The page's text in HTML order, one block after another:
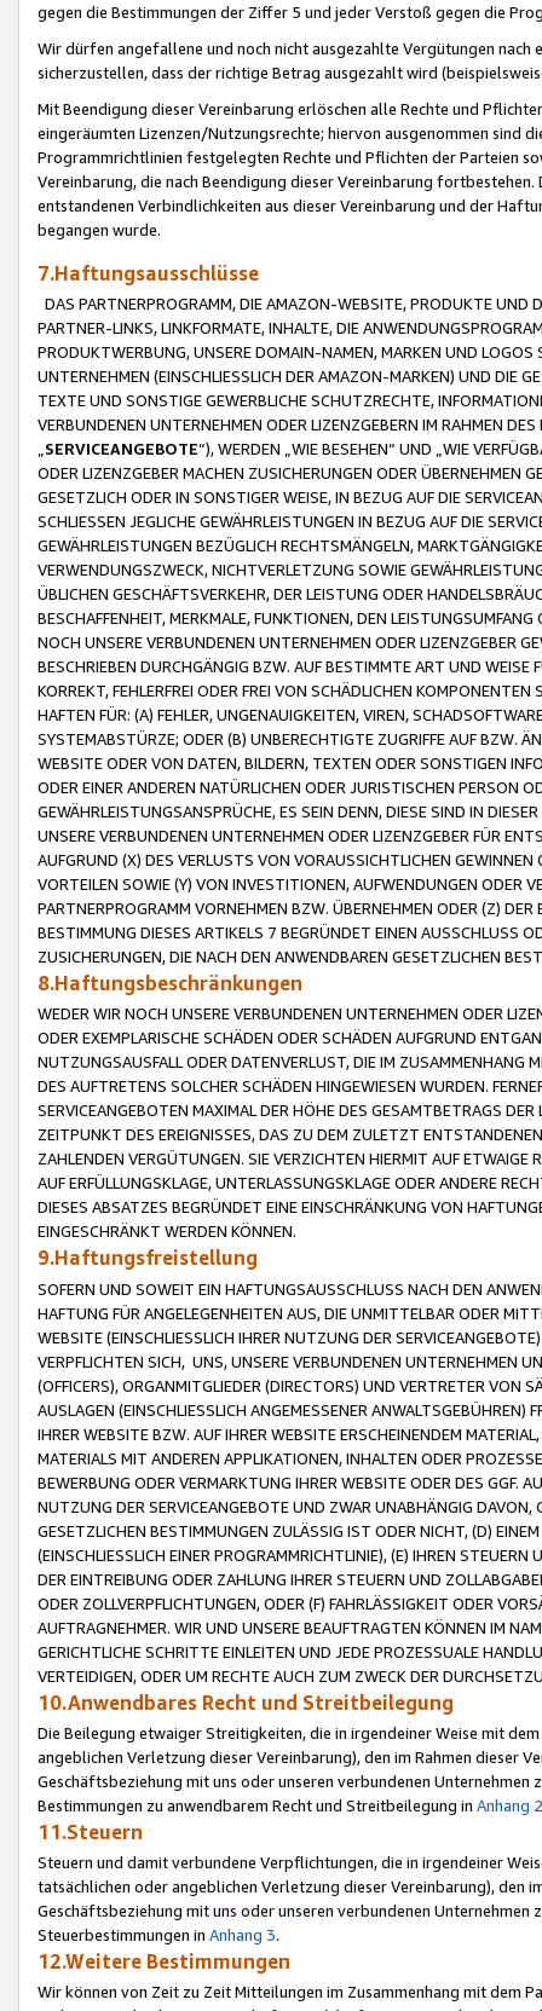
gegen die Bestimmungen der Ziffer 5 und jeder Verstoß gegen die
Wir dürfen angefallene und noch nicht ausgezahlte Vergütungen
sicherzustellen, dass der richtige Betrag ausgezahlt wird
Mit Beendigung dieser Vereinbarung erlöschen alle Rechte und
eingeräumten Lizenzen/Nutzungsrechte; hiervon ausgenommen sind
Programmrichtlinien festgelegten Rechte und Pflichten der Parteien
Vereinbarung, die nach Beendigung dieser Vereinbarung
entstandenen Verbindlichkeiten aus dieser Vereinbarung und der
begangen wurde.
7.Haftungsausschlüsse
DAS PARTNERPROGRAMM, DIE AMAZON-WEBSITE, PRODUKTE UND
PARTNER-LINKS, LINKFORMATE, INHALTE, DIE
PRODUKTWERBUNG, UNSERE DOMAIN-NAMEN, MARKEN UND
UNTERNEHMEN (EINSCHLIESSLICH DER AMAZON-MARKEN) UND DIE
TEXTE UND SONSTIGE GEWERBLICHE SCHUTZRECHTE,
VERBUNDENEN UNTERNEHMEN ODER LIZENZGEBERN IM RAHMEN
SERVICEANGEBOTE“), WERDEN „WIE BESEHEN“ UND „WIE
ODER LIZENZGEBER MACHEN ZUSICHERUNGEN ODER ÜBERNEHMEN
GESETZLICH ODER IN SONSTIGER WEISE, IN BEZUG AUF DIE
SCHLIESSEN JEGLICHE GEWÄHRLEISTUNGEN IN BEZUG AUF DIE
GEWÄHRLEISTUNGEN BEZÜGLICH RECHTSMÄNGELN,
VERWENDUNGSZWECK, NICHTVERLETZUNG SOWIE
ÜBLICHEN GESCHÄFTSVERKEHR, DER LEISTUNG ODER
BESCHAFFENHEIT, MERKMALE, FUNKTIONEN, DEN
NOCH UNSERE VERBUNDENEN UNTERNEHMEN ODER LIZENZGEBER
BESCHRIEBEN DURCHGÄNGIG BZW. AUF BESTIMMTE ART UND
KORREKT, FEHLERFREI ODER FREI VON SCHÄDLICHEN
HAFTEN FÜR: (A) FEHLER, UNGENAUIGKEITEN, VIREN,
SYSTEMABSTÜRZE; ODER (B) UNBERECHTIGTE ZUGRIFFE AUF BZW.
WEBSITE ODER VON DATEN, BILDERN, TEXTEN ODER SONSTIGEN
ODER EINER ANDEREN NATÜRLICHEN ODER JURISTISCHEN PERSON
GEWÄHRLEISTUNGSANSPRÜCHE, ES SEIN DENN, DIESE SIND IN
UNSERE VERBUNDENEN UNTERNEHMEN ODER LIZENZGEBER FÜR
AUFGRUND (X) DES VERLUSTS VON VORAUSSICHTLICHEN
VORTEILEN SOWIE (Y) VON INVESTITIONEN, AUFWENDUNGEN ODER
PARTNERPROGRAMM VORNEHMEN BZW. ÜBERNEHMEN ODER (Z)
BESTIMMUNG DIESES ARTIKELS 7 BEGRÜNDET EINEN AUSSCHLUSS
ZUSICHERUNGEN, DIE NACH DEN ANWENDBAREN GESETZLICHEN
8.Haftungsbeschränkungen
WEDER WIR NOCH UNSERE VERBUNDENEN UNTERNEHMEN ODER
ODER EXEMPLARISCHE SCHÄDEN ODER SCHÄDEN AUFGRUND
NUTZUNGSAUSFALL ODER DATENVERLUST, DIE IM ZUSAMMENHANG
DES AUFTRETENS SOLCHER SCHÄDEN HINGEWIESEN WURDEN.
SERVICEANGEBOTEN MAXIMAL DER HÖHE DES GESAMTBETRAGS
ZEITPUNKT DES EREIGNISSES, DAS ZU DEM ZULETZT
ZAHLENDEN VERGÜTUNGEN. SIE VERZICHTEN HIERMIT AUF
AUF ERFÜLLUNGSKLAGE, UNTERLASSUNGSKLAGE ODER ANDERE
DIESES ABSATZES BEGRÜNDET EINE EINSCHRÄNKUNG VON
EINGESCHRÄNKT WERDEN KÖNNEN.
9.Haftungsfreistellung
SOFERN UND SOWEIT EIN HAFTUNGSAUSSCHLUSS NACH DEN
HAFTUNG FÜR ANGELEGENHEITEN AUS, DIE UNMITTELBAR ODER
WEBSITE (EINSCHLIESSLICH IHRER NUTZUNG DER
VERPFLICHTEN SICH, UNS, UNSERE VERBUNDENEN UNTERNEHMEN
(OFFICERS), ORGANMITGLIEDER (DIRECTORS) UND VERTRETER VON
AUSLAGEN (EINSCHLIESSLICH ANGEMESSENER
IHRER WEBSITE BZW. AUF IHRER WEBSITE ERSCHEINENDEM
MATERIALS MIT ANDEREN APPLIKATIONEN, INHALTEN ODER
BEWERBUNG ODER VERMARKTUNG IHRER WEBSITE ODER DES GGF.
NUTZUNG DER SERVICEANGEBOTE UND ZWAR UNABHÄNGIG
GESETZLICHEN BESTIMMUNGEN ZULÄSSIG IST ODER NICHT, (D)
(EINSCHLIESSLICH EINER PROGRAMMRICHTLINIE), (E) IHREN
DER EINTREIBUNG ODER ZAHLUNG IHRER STEUERN UND
ODER ZOLLVERPFLICHTUNGEN, ODER (F) FAHRLÄSSIGKEIT ODER
AUFTRAGNEHMER. WIR UND UNSERE BEAUFTRAGTEN KÖNNEN IM
GERICHTLICHE SCHRITTE EINLEITEN UND JEDE PROZESSUALE
VERTEIDIGEN, ODER UM RECHTE AUCH ZUM ZWECK DER
10.Anwendbares Recht und Streitbeilegung
Die Beilegung etwaiger Streitigkeiten, die in irgendeiner Weise mit
angeblichen Verletzung dieser Vereinbarung), den im Rahmen dieser
Geschäftsbeziehung mit uns oder unseren verbundenen
Bestimmungen zu anwendbarem Recht und Streitbeilegung in Anhang 2
11.Steuern
Steuern und damit verbundene Verpflichtungen, die in irgendeiner
tatsächlichen oder angeblichen Verletzung dieser Vereinbarung), den
Geschäftsbeziehung mit uns oder unseren verbundenen
Steuerbestimmungen in Anhang 3.
12.Weitere Bestimmungen
Wir können von Zeit zu Zeit Mitteilungen im Zusammenhang mit dem